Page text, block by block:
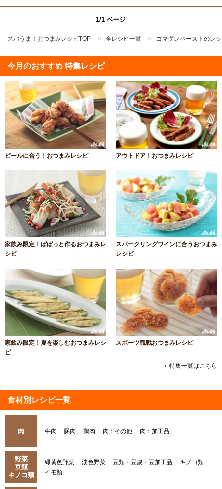
1/1 ページ
ズバうま！おつまみレシピTOP 全レシピ一覧 ゴマダレペーストのレ
今月のおすすめ 特集レシピ
ビールに合う！おつまみレシピ アウトドア！おつまみレシピ
家飲み限定！ぱぱっと作るおつまみレ
シピ
スパークリングワインに合うおつまみ
レシピ
家飲み限定！夏を楽しむおつまみレシ
ピ
スポーツ観戦おつまみレシピ
＞ 特集一覧はこちら
食材別レシピ一覧
肉 牛肉 豚肉 鶏肉 肉：その他 肉：加工品
野菜
豆類
キノコ類
緑黄色野菜 淡色野菜 豆類・豆腐・豆加工品
キノコ類
イモ類